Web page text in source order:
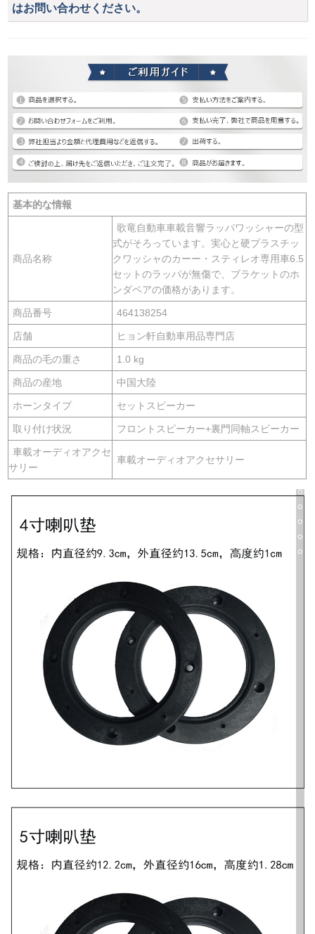
はお問い合わせください。
基本的な情報
商品名称
歌竜自動車車載音響ラッパワッシャーの型
式がそろっています。実心と硬プラスチッ
クワッシャのカーー・スティレオ専用車6.5
セットのラッパが無傷で、ブラケットのホ
ンダペアの価格があります。
商品番号 464138254
店舗 ヒョン軒自動車用品専門店
商品の毛の重さ 1.0 kg
商品の産地 中国大陸
ホーンタイプ セットスピーカー
取り付け状況 フロントスピーカー+裏門同軸スピーカー
車載オーディオアクセ
サリー
車載オーディオアクセサリー